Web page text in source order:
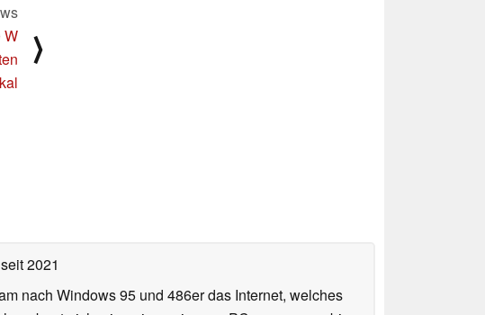
W
⟩
seit 2021
nach Windows 95 und 486er das Internet, welches